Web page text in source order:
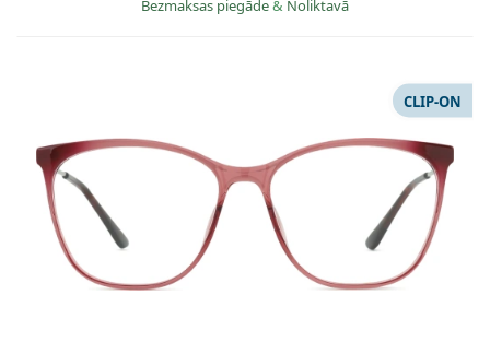
Bezmaksas piegāde& Noliktavā
CLIP-ON